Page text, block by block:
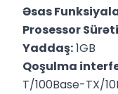
Əsas
Prosessor
Yaddaş: 1GB
Qoşulma
T/100Base-TX/